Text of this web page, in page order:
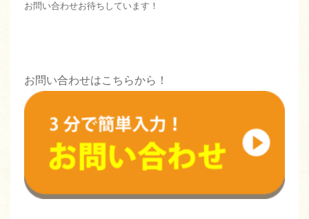
お問い合わせお待ちしています！
お問い合わせはこちらから！